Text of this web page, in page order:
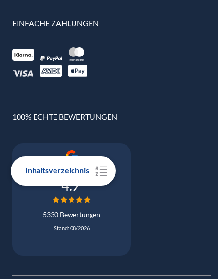
Inhaltsverzeichnis
EINFACHE ZAHLUNGEN
100% ECHTE BEWERTUNGEN
Google Bewertung
4.9
5330 Bewertungen
Stand: 08/2026